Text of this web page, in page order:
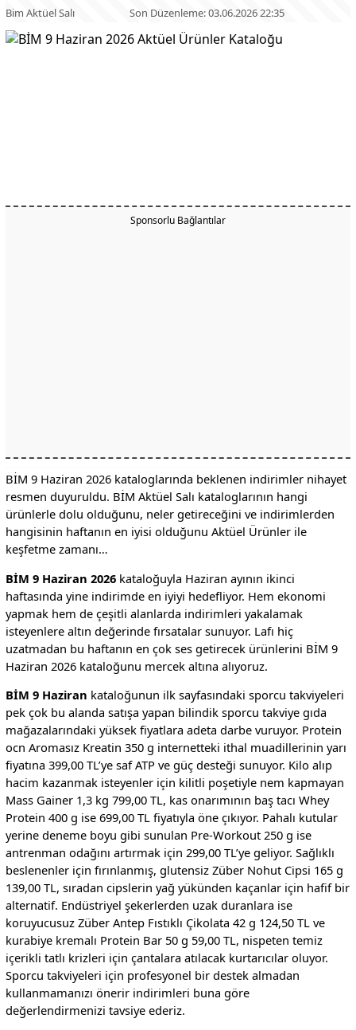
Bim Aktüel Salı
Son Düzenleme: 03.06.2026 22:35
Sponsorlu Bağlantılar
BİM 9 Haziran 2026 kataloglarında beklenen indirimler nihayet
resmen duyuruldu. BİM Aktüel Salı kataloglarının hangi
ürünlerle dolu olduğunu, neler getireceğini ve indirimlerden
hangisinin haftanın en iyisi olduğunu Aktüel Ürünler ile
keşfetme zamanı…
BİM 9 Haziran 2026kataloğuyla Haziran ayının ikinci
haftasında yine indirimde en iyiyi hedefliyor. Hem ekonomi
yapmak hem de çeşitli alanlarda indirimleri yakalamak
isteyenlere altın değerinde fırsatalar sunuyor. Lafı hiç
uzatmadan bu haftanın en çok ses getirecek ürünlerini BİM 9
Haziran 2026 kataloğunu mercek altına alıyoruz.
BİM 9 Haziran kataloğunun ilk sayfasındaki sporcu takviyeleri
pek çok bu alanda satışa yapan bilindik sporcu takviye gıda
mağazalarındaki yüksek fiyatlara adeta darbe vuruyor. Protein
ocn Aromasız Kreatin 350 g internetteki ithal muadillerinin yarı
fiyatına 399,00 TL’ye saf ATP ve güç desteği sunuyor. Kilo alıp
hacim kazanmak isteyenler için kilitli poşetiyle nem kapmayan
Mass Gainer 1,3 kg 799,00 TL, kas onarımının baş tacı Whey
Protein 400 g ise 699,00 TL fiyatıyla öne çıkıyor. Pahalı kutular
yerine deneme boyu gibi sunulan Pre-Workout 250 g ise
antrenman odağını artırmak için 299,00 TL’ye geliyor. Sağlıklı
beslenenler için fırınlanmış, glutensiz Züber Nohut Cipsi 165 g
139,00 TL, sıradan cipslerin yağ yükünden kaçanlar için hafif bir
alternatif. Endüstriyel şekerlerden uzak duranlara ise
koruyucusuz Züber Antep Fıstıklı Çikolata 42 g 124,50 TL ve
kurabiye kremalı Protein Bar 50 g 59,00 TL, nispeten temiz
içerikli tatlı krizleri için çantalara atılacak kurtarıcılar oluyor.
Sporcu takviyeleri için profesyonel bir destek almadan
kullanmamanızı önerir indirimleri buna göre
değerlendirmenizi tavsiye ederiz.